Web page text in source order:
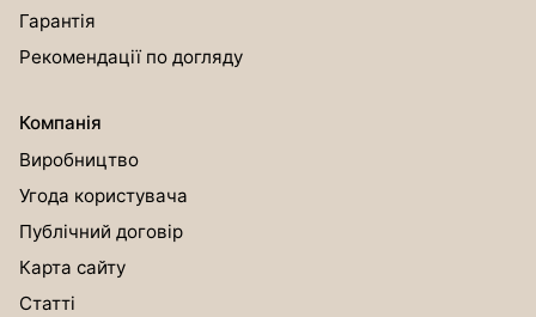
Гарантія
Рекомендації по догляду
Компанія
Виробництво
Угода користувача
Публічний договір
Карта сайту
Статті